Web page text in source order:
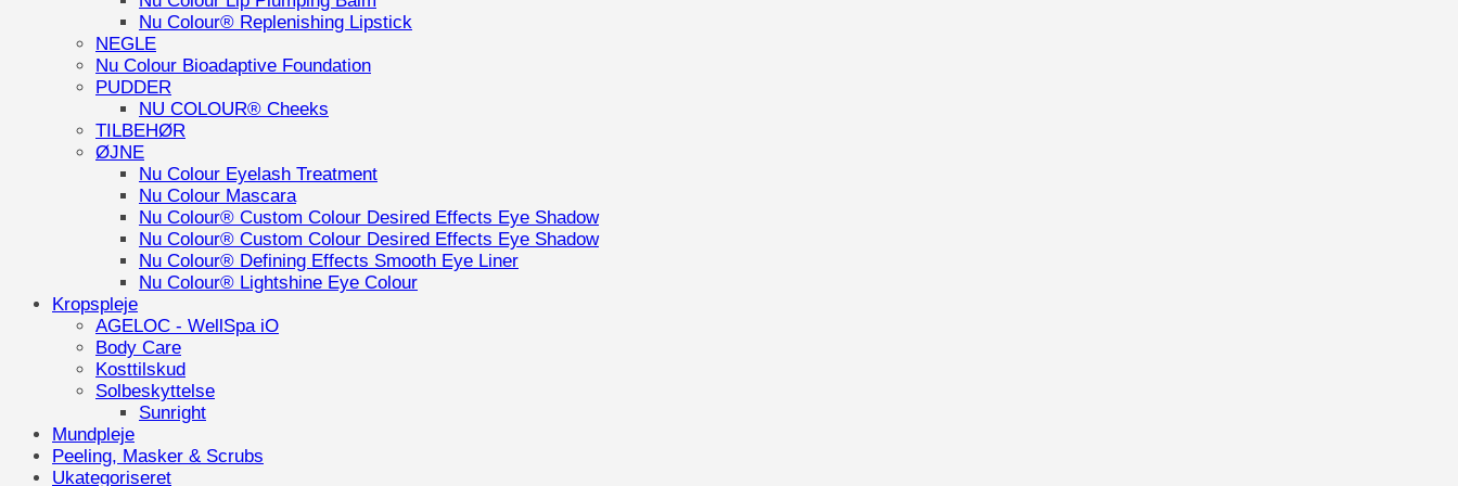
Nu Colour® Replenishing Lipstick
NEGLE
Nu Colour Bioadaptive Foundation
PUDDER
NU COLOUR® Cheeks
TILBEHØR
ØJNE
Nu Colour Eyelash Treatment
Nu Colour Mascara
Nu Colour® Custom Colour Desired Effects Eye Shadow
Nu Colour® Custom Colour Desired Effects Eye Shadow
Nu Colour® Defining Effects Smooth Eye Liner
Nu Colour® Lightshine Eye Colour
Kropspleje
AGELOC - WellSpa iO
Body Care
Kosttilskud
Solbeskyttelse
Sunright
Mundpleje
Peeling, Masker & Scrubs
Ukategoriseret